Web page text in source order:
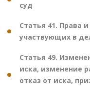
суд
Статья 41. Права
участвующих в
Статья 49.
иска, изменение
отказ от иска,